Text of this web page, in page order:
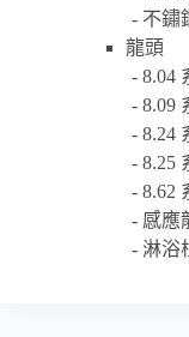
不鏽
龍頭
8.04
8.09
8.24
8.25
8.62
感應
淋浴